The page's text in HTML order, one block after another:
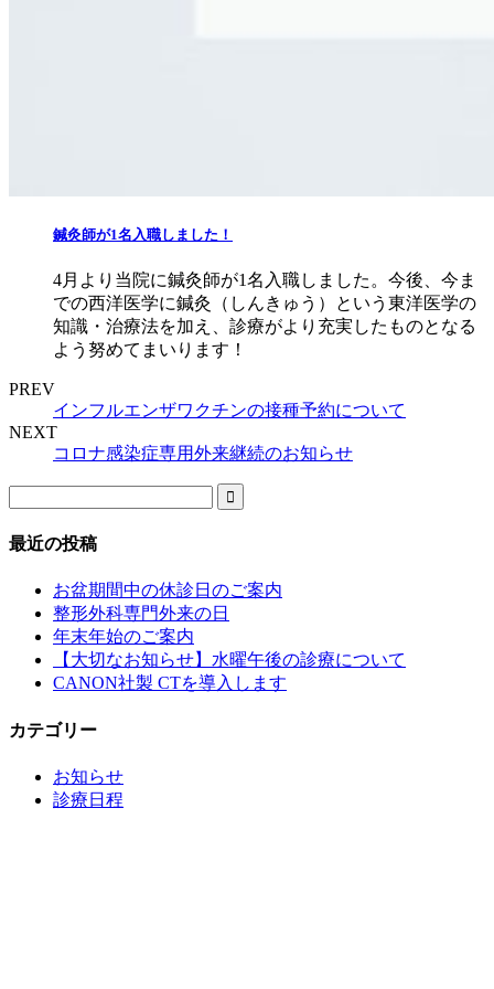
鍼灸師が1名入職しました！
4月より当院に鍼灸師が1名入職しました。今後、今ま
での西洋医学に鍼灸（しんきゅう）という東洋医学の
知識・治療法を加え、診療がより充実したものとなる
よう努めてまいります！
PREV
インフルエンザワクチンの接種予約について
NEXT
コロナ感染症専用外来継続のお知らせ
最近の投稿
お盆期間中の休診日のご案内
整形外科専門外来の日
年末年始のご案内
【大切なお知らせ】水曜午後の診療について
CANON社製 CTを導入します
カテゴリー
お知らせ
診療日程